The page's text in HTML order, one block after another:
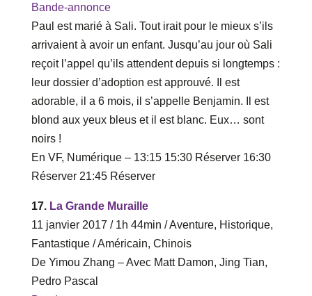
Bande-annonce
Paul est marié à Sali. Tout irait pour le mieux s’ils
arrivaient à avoir un enfant. Jusqu’au jour où Sali
reçoit l’appel qu’ils attendent depuis si longtemps :
leur dossier d’adoption est approuvé. Il est
adorable, il a 6 mois, il s’appelle Benjamin. Il est
blond aux yeux bleus et il est blanc. Eux… sont
noirs !
En VF, Numérique – ‎13‎:‎15 ‎15‎:‎30 Réserver ‎16‎:‎30
Réserver ‎21‎:‎45 Réserver
17. La Grande Muraille
11 janvier 2017 / 1h 44min / Aventure, Historique,
Fantastique / Américain, Chinois
De Yimou Zhang – Avec Matt Damon, Jing Tian,
Pedro Pascal